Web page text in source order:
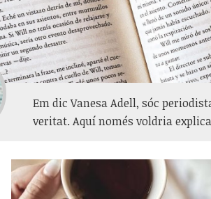
Em dic Vanesa Adell, sóc
veritat. Aquí només voldria